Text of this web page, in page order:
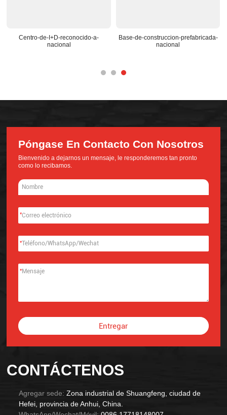
Centro-de-I+D-reconocido-a-
nacional
Base-de-construccion-prefabricada-
nacional
CONTÁCTENOS
Agregar sede: Zona industrial de Shuangfeng, ciudad de
Hefei, provincia de Anhui, China.
Póngase En Contacto Con Nosotros
Bienvenido a dejarnos un mensaje, le responderemos tan pronto
como lo recibamos.
*
*
*
Entregar